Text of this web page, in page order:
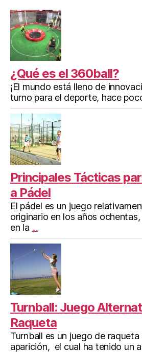
¿Qué es el 360ball?
¡El mundo está lleno de
turno para el deporte, hace
Principales Tácticas
a Pádel
El pádel es un juego
originario en los años
en la ...
Turnball: Juego
Raqueta
Turnball es un juego de
aparición, el cual ha tenido un